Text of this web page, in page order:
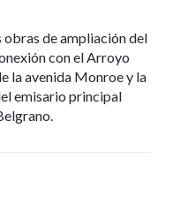
de ampliación del
con el Arroyo
la avenida Monroe y la
emisario principal